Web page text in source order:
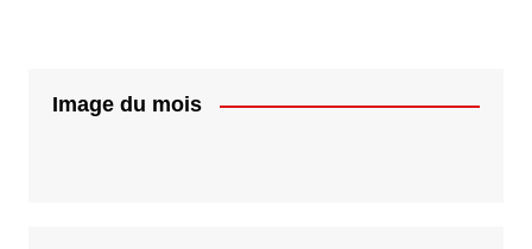
Image du mois